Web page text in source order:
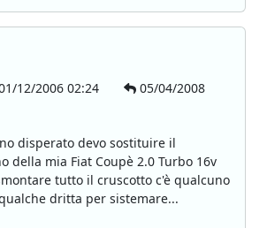
12/2006 02:24
05/04/2008
disperato devo sostituire il
della mia Fiat Coupè 2.0 Turbo 16v
tutto il cruscotto c'è qualcuno
dritta per sistemare...